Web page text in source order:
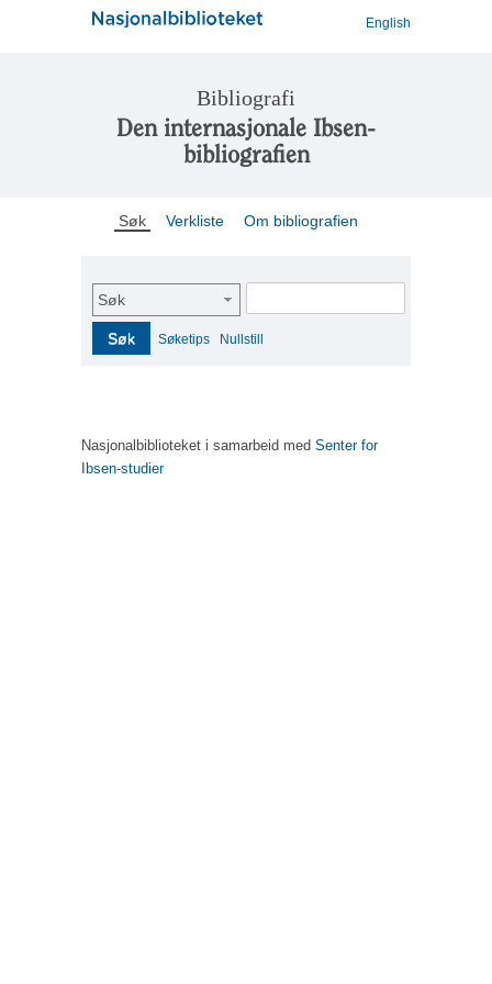
English
Bibliografi
Den internasjonale Ibsen-
bibliografien
Søk Verkliste Om bibliografien
Søk
Søk Søketips Nullstill
Nasjonalbiblioteket i samarbeid med Senter for
Ibsen-studier